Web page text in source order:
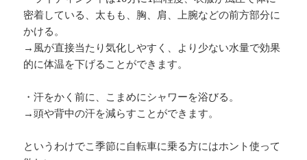
密着している、太もも、胸、肩、上腕などの前方部分に
かける。
→風が直接当たり気化しやすく、より少ない水量で効果
的に体温を下げることができます。
・汗をかく前に、こまめにシャワーを浴びる。
→頭や背中の汗を減らすことができます。
というわけでこ季節に自転車に乗る方にはホント使って